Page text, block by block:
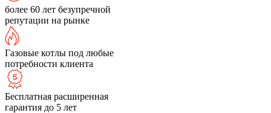
более 60 лет безупречной
репутации на рынке
Газовые котлы под любые
потребности клиента
Бесплатная расширенная
гарантия до 5 лет